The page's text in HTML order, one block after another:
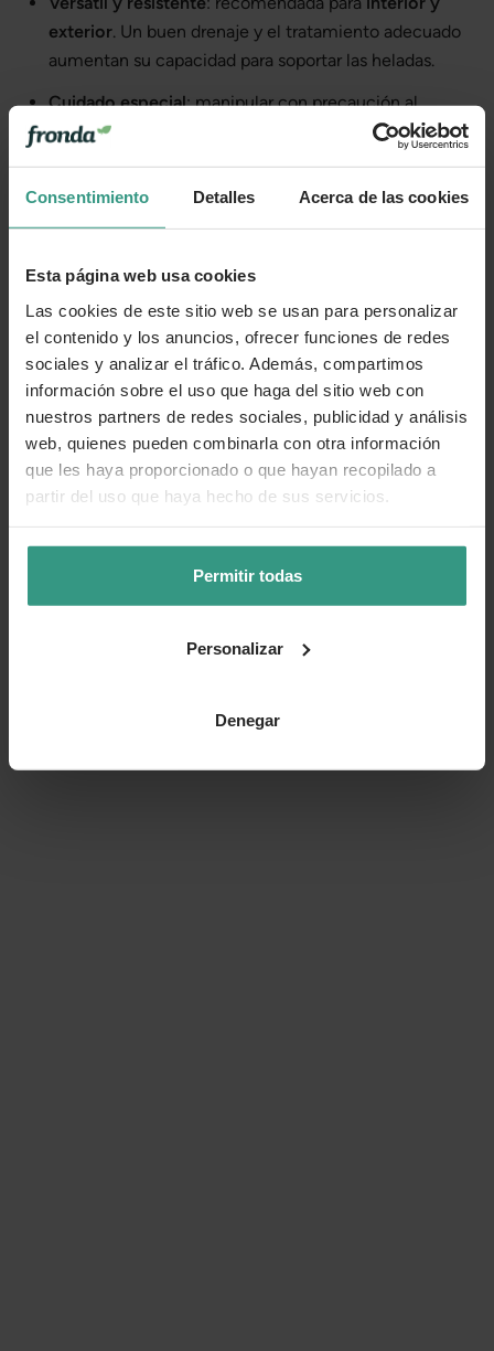
Consentimiento Detalles Acerca de las cookies
Esta página web usa cookies
Las cookies de este sitio web se usan para personalizar
el contenido y los anuncios, ofrecer funciones de redes
sociales y analizar el tráfico. Además, compartimos
información sobre el uso que haga del sitio web con
nuestros partners de redes sociales, publicidad y análisis
web, quienes pueden combinarla con otra información
que les haya proporcionado o que hayan recopilado a
partir del uso que haya hecho de sus servicios.
Permitir todas
Personalizar
Denegar
exterior. Un buen drenaje y el tratamiento adecuado
aumentan su capacidad para soportar las heladas.
Cuidado especial: manipular con precaución al
desembalar y desechar para evitar rayaduras.
Cuidados
Categorías
Número de artículo:11255038
¿Te ha resultado útil la información de este producto?